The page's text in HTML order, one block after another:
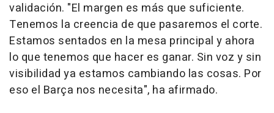
validación. "El margen es más que suficiente.
Tenemos la creencia de que pasaremos el corte.
Estamos sentados en la mesa principal y ahora
lo que tenemos que hacer es ganar. Sin voz y sin
visibilidad ya estamos cambiando las cosas. Por
eso el Barça nos necesita", ha afirmado.